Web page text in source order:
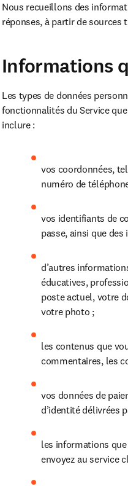
Nous recueillons des
réponses, à partir de sources
Informations
Les types de données
fonctionnalités du Service
inclure :
vos coordonnées,
numéro de
vos identifiants de
passe, ainsi que
d’autres
éducatives,
poste actuel, votre
votre photo ;
les contenus que
commentaires, les
vos données de
d’identité délivrées
les informations
envoyez au service